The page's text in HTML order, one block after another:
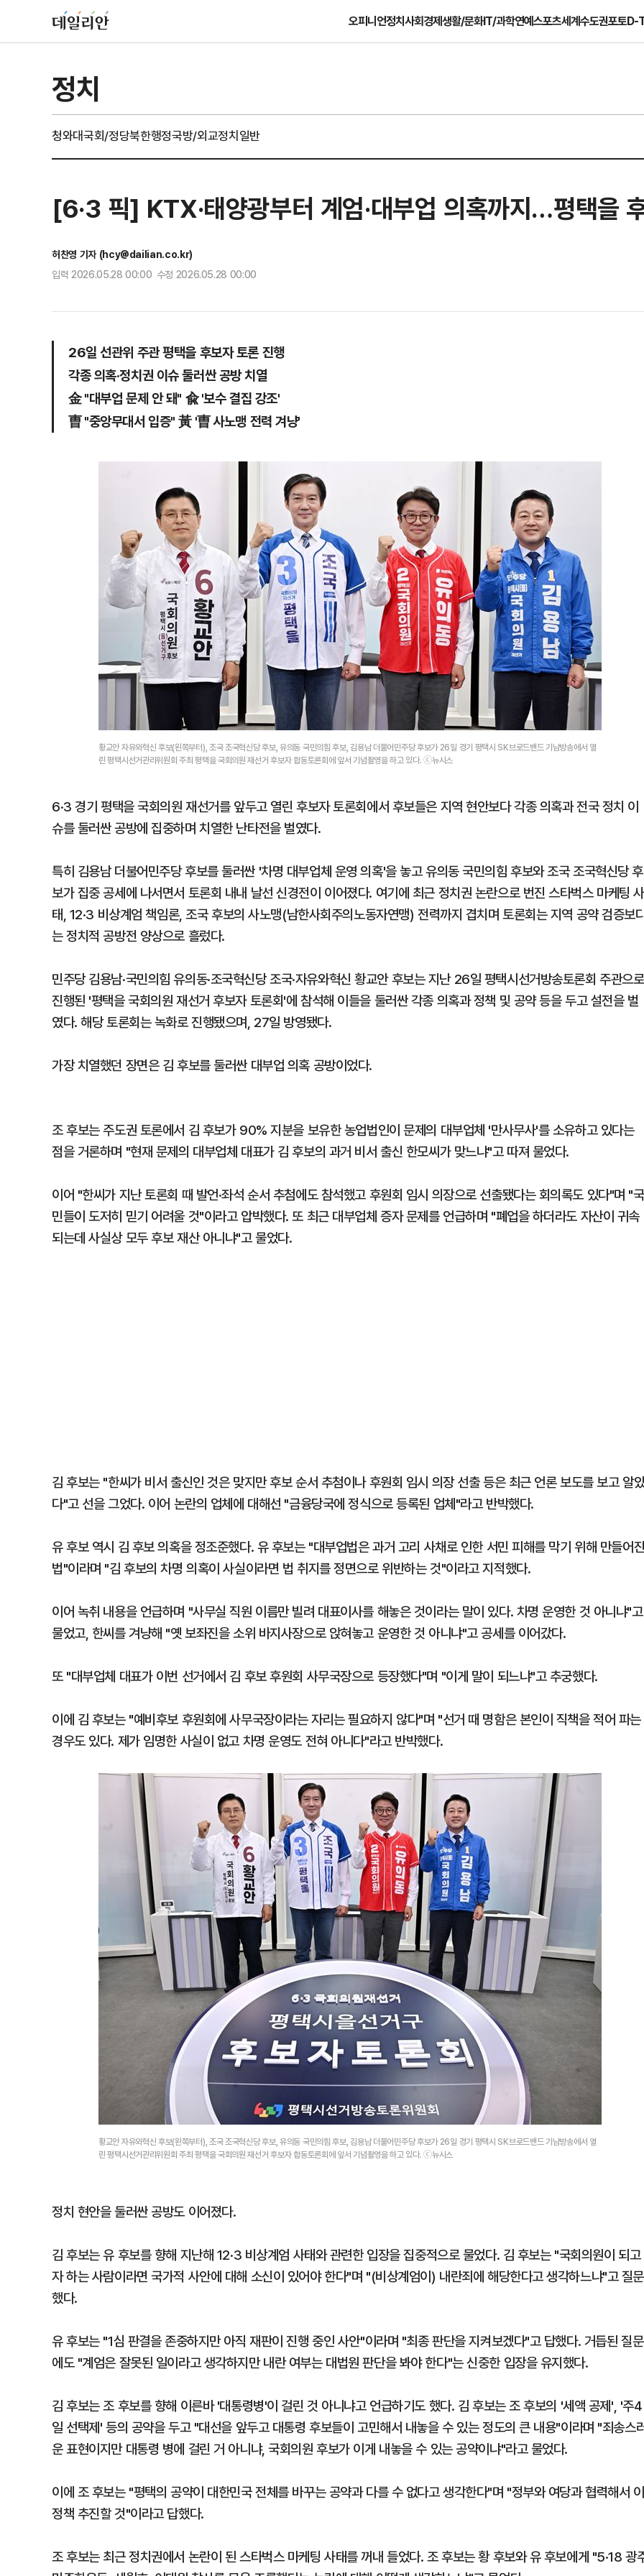
오피니언정치사회경제생활/문화IT/과학연예스포츠세계수도권포토D-
정치
청와대국회/정당북한행정국방/외교정치일반
[6·3 픽] KTX·태양광부터 계엄·대부업 의혹까지…평택을
허찬영 기자 (hcy@dailian.co.kr)
입력 2026.05.28 00:00 수정 2026.05.28 00:00
26일 선관위 주관 평택을 후보자 토론 진행
각종 의혹·정치권 이슈 둘러싼 공방 치열
金 "대부업 문제 안 돼" 兪 '보수 결집 강조'
曺 "중앙무대서 입증" 黃 '曺 사노맹 전력 겨냥'
황교안 자유와혁신 후보(왼쪽부터), 조국 조국혁신당 후보, 유의동 국민의힘 후보, 김용남 더불어민주당 후보가 26일 경기 평택시 SK브로드밴드 기남방송에서 열
린 평택시선거관리위원회 주최 평택을 국회의원 재선거 후보자 합동토론회에 앞서 기념촬영을 하고 있다. ⓒ뉴시스
6·3 경기 평택을 국회의원 재선거를 앞두고 열린 후보자 토론회에서 후보들은 지역 현안보다 각종 의혹과 전국 정치 이
슈를 둘러싼 공방에 집중하며 치열한 난타전을 벌였다.
특히 김용남 더불어민주당 후보를 둘러싼 '차명 대부업체 운영 의혹'을 놓고 유의동 국민의힘 후보와 조국 조국혁신당 후
보가 집중 공세에 나서면서 토론회 내내 날선 신경전이 이어졌다. 여기에 최근 정치권 논란으로 번진 스타벅스 마케팅
태, 12·3 비상계엄 책임론, 조국 후보의 사노맹(남한사회주의노동자연맹) 전력까지 겹치며 토론회는 지역 공약 검증보
는 정치적 공방전 양상으로 흘렀다.
민주당 김용남·국민의힘 유의동·조국혁신당 조국·자유와혁신 황교안 후보는 지난 26일 평택시선거방송토론회 주관으로
진행된 '평택을 국회의원 재선거 후보자 토론회'에 참석해 이들을 둘러싼 각종 의혹과 정책 및 공약 등을 두고 설전을 벌
였다. 해당 토론회는 녹화로 진행됐으며, 27일 방영됐다.
가장 치열했던 장면은 김 후보를 둘러싼 대부업 의혹 공방이었다.
조 후보는 주도권 토론에서 김 후보가 90% 지분을 보유한 농업법인이 문제의 대부업체 '만사무사'를 소유하고 있다는
점을 거론하며 "현재 문제의 대부업체 대표가 김 후보의 과거 비서 출신 한모씨가 맞느냐"고 따져 물었다.
이어 "한씨가 지난 토론회 때 발언·좌석 순서 추첨에도 참석했고 후원회 임시 의장으로 선출됐다는 회의록도 있다"며 "국
민들이 도저히 믿기 어려울 것"이라고 압박했다. 또 최근 대부업체 증자 문제를 언급하며 "폐업을 하더라도 자산이 귀속
되는데 사실상 모두 후보 재산 아니냐"고 물었다.
김 후보는 "한씨가 비서 출신인 것은 맞지만 후보 순서 추첨이나 후원회 임시 의장 선출 등은 최근 언론 보도를 보고 알
다"고 선을 그었다. 이어 논란의 업체에 대해선 "금융당국에 정식으로 등록된 업체"라고 반박했다.
유 후보 역시 김 후보 의혹을 정조준했다. 유 후보는 "대부업법은 과거 고리 사채로 인한 서민 피해를 막기 위해 만들어
법"이라며 "김 후보의 차명 의혹이 사실이라면 법 취지를 정면으로 위반하는 것"이라고 지적했다.
이어 녹취 내용을 언급하며 "사무실 직원 이름만 빌려 대표이사를 해놓은 것이라는 말이 있다. 차명 운영한 것 아니냐"고
물었고, 한씨를 겨냥해 "옛 보좌진을 소위 바지사장으로 앉혀놓고 운영한 것 아니냐"고 공세를 이어갔다.
또 "대부업체 대표가 이번 선거에서 김 후보 후원회 사무국장으로 등장했다"며 "이게 말이 되느냐"고 추궁했다.
이에 김 후보는 "예비후보 후원회에 사무국장이라는 자리는 필요하지 않다"며 "선거 때 명함은 본인이 직책을 적어 파는
경우도 있다. 제가 임명한 사실이 없고 차명 운영도 전혀 아니다"라고 반박했다.
황교안 자유와혁신 후보(왼쪽부터), 조국 조국혁신당 후보, 유의동 국민의힘 후보, 김용남 더불어민주당 후보가 26일 경기 평택시 SK브로드밴드 기남방송에서 열
린 평택시선거관리위원회 주최 평택을 국회의원 재선거 후보자 합동토론회에 앞서 기념촬영을 하고 있다. ⓒ뉴시스
정치 현안을 둘러싼 공방도 이어졌다.
김 후보는 유 후보를 향해 지난해 12·3 비상계엄 사태와 관련한 입장을 집중적으로 물었다. 김 후보는 "국회의원이 되고
자 하는 사람이라면 국가적 사안에 대해 소신이 있어야 한다"며 "(비상계엄이) 내란죄에 해당한다고 생각하느냐"고 질문
했다.
유 후보는 "1심 판결을 존중하지만 아직 재판이 진행 중인 사안"이라며 "최종 판단을 지켜보겠다"고 답했다. 거듭된 질문
에도 "계엄은 잘못된 일이라고 생각하지만 내란 여부는 대법원 판단을 봐야 한다"는 신중한 입장을 유지했다.
김 후보는 조 후보를 향해 이른바 '대통령병'이 걸린 것 아니냐고 언급하기도 했다. 김 후보는 조 후보의 '세액 공제', '주4
일 선택제' 등의 공약을 두고 "대선을 앞두고 대통령 후보들이 고민해서 내놓을 수 있는 정도의 큰 내용"이라며 "죄송스
운 표현이지만 대통령 병에 걸린 거 아니냐, 국회의원 후보가 이게 내놓을 수 있는 공약이냐"라고 물었다.
이에 조 후보는 "평택의 공약이 대한민국 전체를 바꾸는 공약과 다를 수 없다고 생각한다"며 "정부와 여당과 협력해서 이
정책 추진할 것"이라고 답했다.
조 후보는 최근 정치권에서 논란이 된 스타벅스 마케팅 사태를 꺼내 들었다. 조 후보는 황 후보와 유 후보에게 "5·18 광